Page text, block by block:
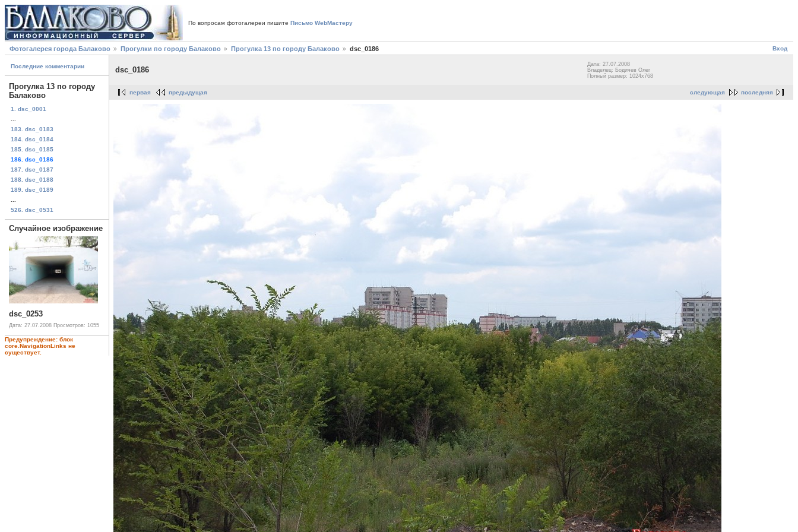
По вопросам фотогалереи пишите Письмо WebМастеру
Вход
Фотогалерея города Балаково Прогулки по городу Балаково Прогулка 13 по городу Балаково dsc_0186
Последние комментарии
Прогулка 13 по городу
Балаково
1. dsc_0001
183. dsc_0183
184. dsc_0184
185. dsc_0185
186. dsc_0186
187. dsc_0187
188. dsc_0188
189. dsc_0189
526. dsc_0531
Случайное изображение
dsc_0253
Дата: 27.07.2008 Просмотров: 1055
Предупреждение: блок
core.NavigationLinks не
существует.
dsc_0186
Дата: 27.07.2008
Владелец: Бодичев Олег
Полный размер: 1024x768
следующая последняя
первая предыдущая